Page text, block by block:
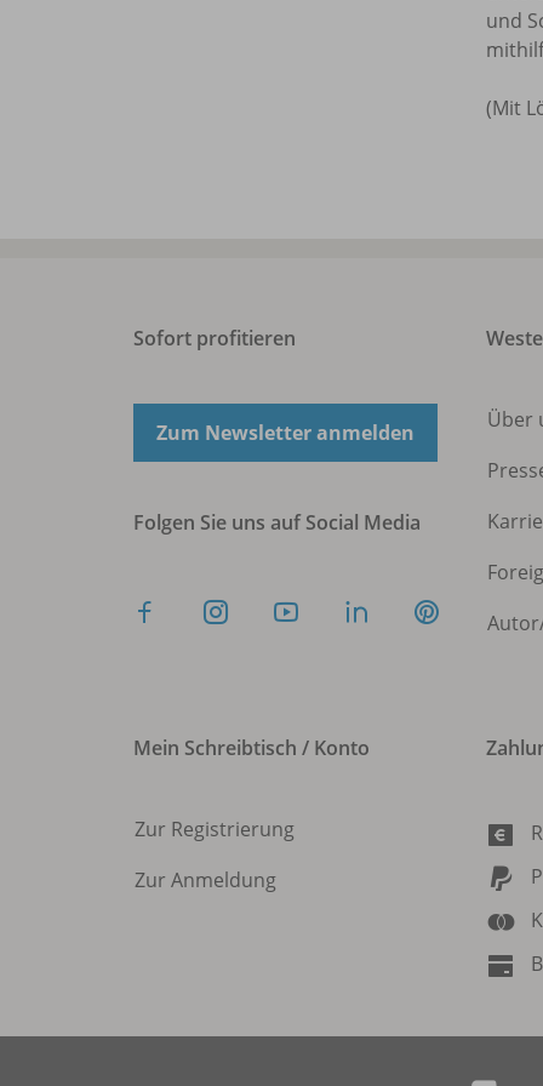
und
(Mit
Sofort profitieren
Zum Newsletter anmelden
Folgen Sie uns auf Social Media
Über
Mein Schreibtisch / Konto
Zur Registrierung
Zur Anmeldung